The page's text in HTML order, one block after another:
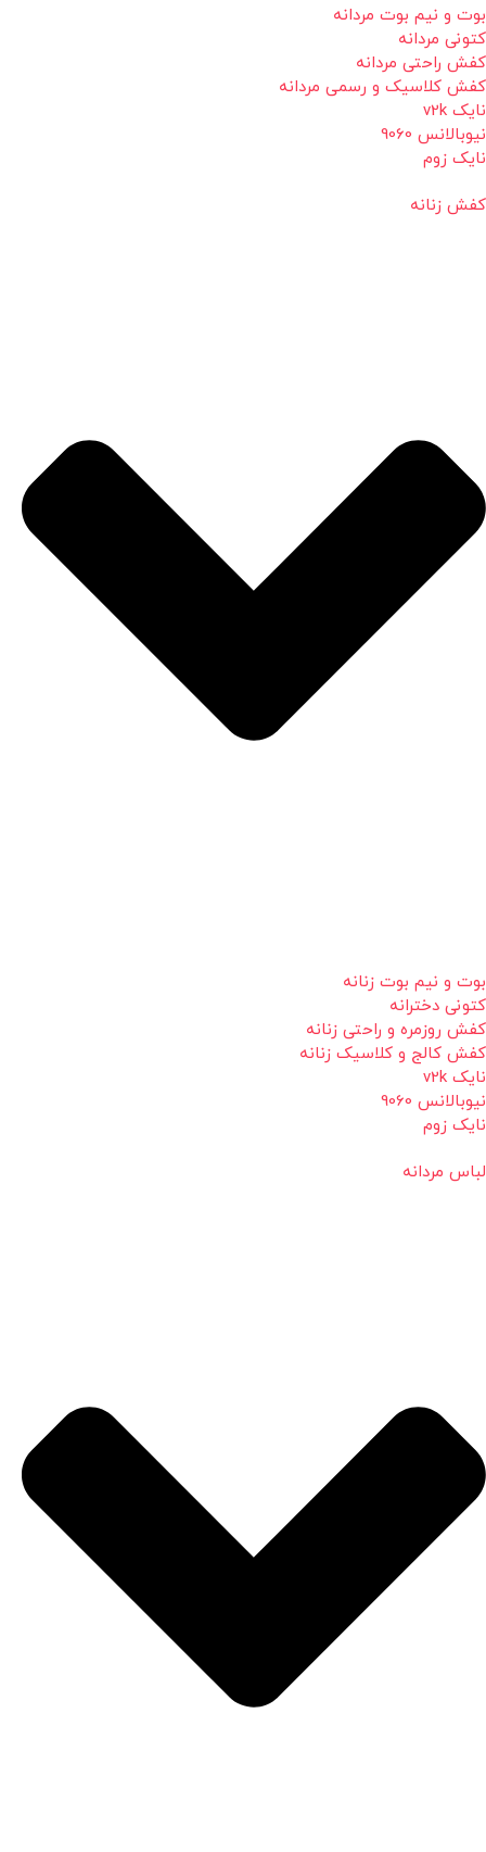
بوت و نیم بوت مردانه
کتونی مردانه
کفش راحتی مردانه
کفش کلاسیک و رسمی مردانه
نایک v2k
نیوبالانس 9060
نایک زوم
کفش زنانه
بوت و نیم بوت زنانه
کتونی دخترانه
کفش روزمره و راحتی زنانه
کفش کالج و کلاسیک زنانه
نایک v2k
نیوبالانس 9060
نایک زوم
لباس مردانه